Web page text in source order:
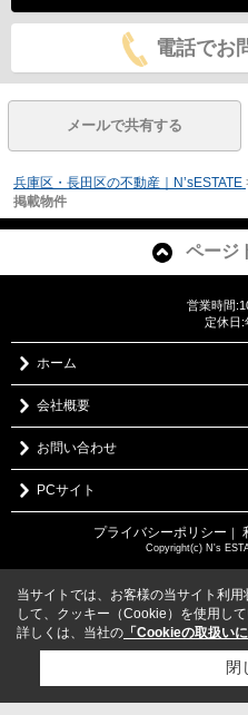
電話でお
メールで共有する
兵庫区・長田区の不動産｜N’sESTATE
掲載物件
ページ
営業時間
定休日:
ホーム
会社概要
お問い合わせ
PCサイト
プライバシーポリシー ｜
Copyright(c) N's
当サイトでは、お客様の当サイト利
して、クッキー（Cookie）を使用して
詳しくは、当社の 「Cookieの取扱い
閉